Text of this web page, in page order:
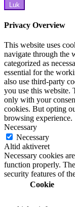
Luk
Privacy Overview
This website uses
navigate through the
categorized as
essential for the
also use third-party
you use this website.
only with your
cookies. But opting
browsing experience.
Necessary
Necessary
Altid aktiveret
Necessary cookies
function properly.
security features of
Cookie